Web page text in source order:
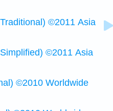
©2011 Asia
©2011 Asia
©2010 Worldwide